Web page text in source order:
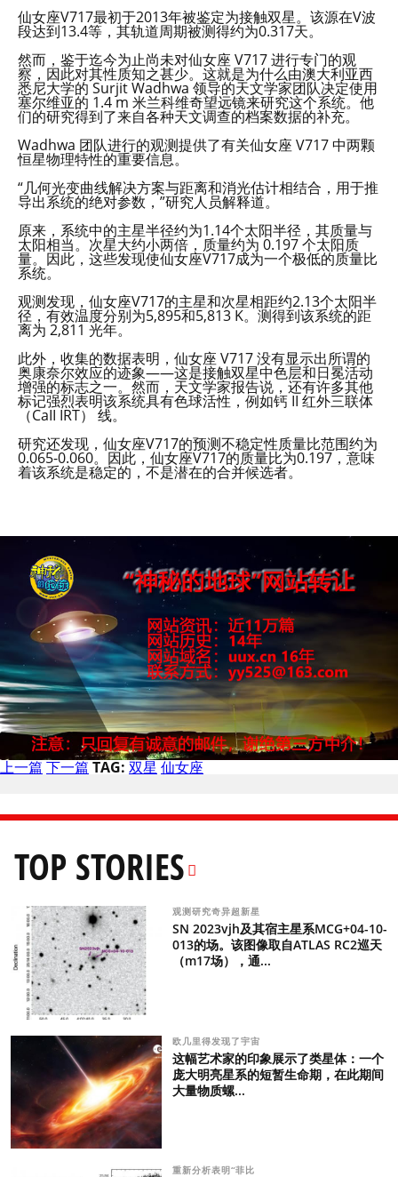
仙女座V717最初于2013年被鉴定为接触双星。该源在V波
段达到13.4等，其轨道周期被测得约为0.317天。
然而，鉴于迄今为止尚未对仙女座 V717 进行专门的观
察，因此对其性质知之甚少。这就是为什么由澳大利亚西
悉尼大学的 Surjit Wadhwa 领导的天文学家团队决定使用
塞尔维亚的 1.4 m 米兰科维奇望远镜来研究这个系统。他
们的研究得到了来自各种天文调查的档案数据的补充。
Wadhwa 团队进行的观测提供了有关仙女座 V717 中两颗
恒星物理特性的重要信息。
“几何光变曲线解决方案与距离和消光估计相结合，用于推
导出系统的绝对参数，”研究人员解释道。
原来，系统中的主星半径约为1.14个太阳半径，其质量与
太阳相当。次星大约小两倍，质量约为 0.197 个太阳质
量。因此，这些发现使仙女座V717成为一个极低的质量比
系统。
观测发现，仙女座V717的主星和次星相距约2.13个太阳半
径，有效温度分别为5,895和5,813 K。测得到该系统的距
离为 2,811 光年。
此外，收集的数据表明，仙女座 V717 没有显示出所谓的
奥康奈尔效应的迹象——这是接触双星中色层和日冕活动
增强的标志之一。然而，天文学家报告说，还有许多其他
标记强烈表明该系统具有色球活性，例如钙 II 红外三联体
（CaII IRT） 线。
研究还发现，仙女座V717的预测不稳定性质量比范围约为
0.065-0.060。因此，仙女座V717的质量比为0.197，意味
着该系统是稳定的，不是潜在的合并候选者。
上一篇 下一篇 TAG: 双星 仙女座
TOP STORIES
观测研究奇异超新星
SN 2023vjh及其宿主星系MCG+04-10-
013的场。该图像取自ATLAS RC2巡天
（m17场），通...
欧几里得发现了宇宙
这幅艺术家的印象展示了类星体：一个
庞大明亮星系的短暂生命期，在此期间
大量物质螺...
重新分析表明“菲比